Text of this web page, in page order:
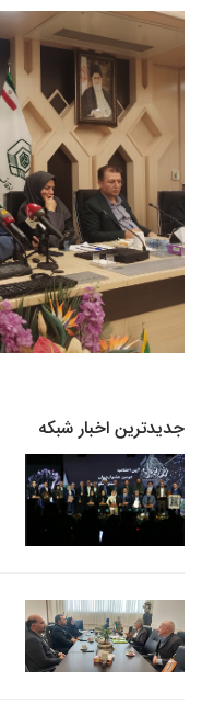
جدیدترین اخبار شبکه